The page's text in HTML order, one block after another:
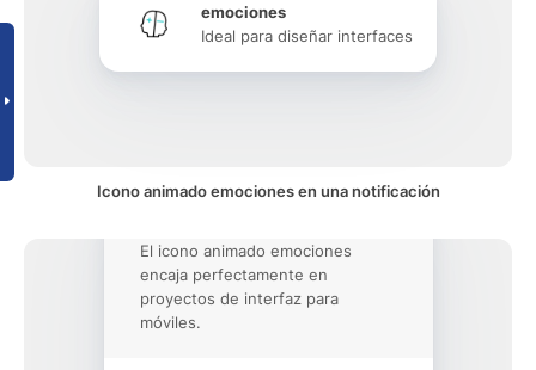
emociones
Ideal para diseñar interfaces
Icono animado emociones en una notificación
El icono animado emociones
encaja perfectamente en
proyectos de interfaz para
móviles.